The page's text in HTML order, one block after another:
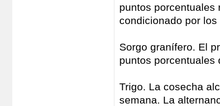
puntos porcentuales
condicionado por
Sorgo granífero. El
puntos porcentuales
Trigo. La cosecha
semana. La